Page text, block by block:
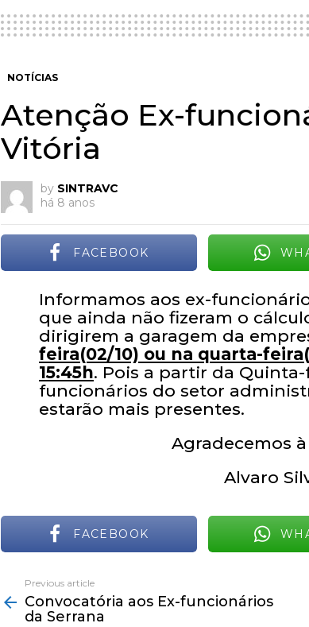
NOTÍCIAS
Atenção Ex-
Vitória
by SINTRAVC
há 8 anos
FACEBOOK
Informamos aos ex-
que ainda não fizeram o
dirigirem a garagem da
feira(02/10) ou na quarta-
15:45h. Pois a partir da Quinta-
funcionários do setor
estarão mais presentes.
Agradecemos
Alvaro
FACEBOOK
more
Previous article
Convocatória aos Ex-funcionários
da Serrana